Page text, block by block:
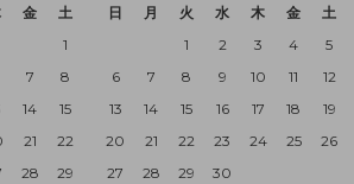
金
土
1
7
8
14
15
21
22
28
29
日
月 火 水 木 金
土
1
2 3 4
5
6
7 8 9 10 11
12
13
14 15 16 17 18
19
20
21 22 23 24 25
26
27
28 29 30